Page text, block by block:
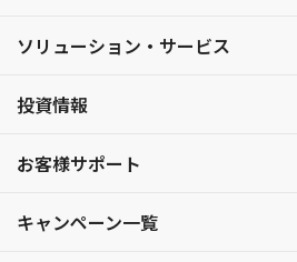
ソリューション・サービス
投資情報
お客様サポート
キャンペーン一覧